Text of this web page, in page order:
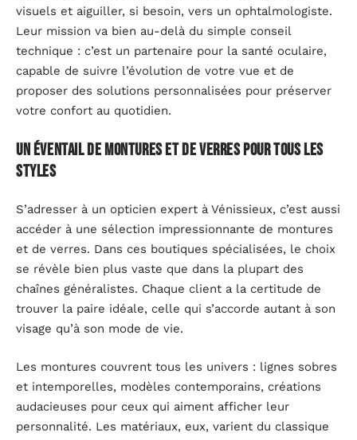
visuels et aiguiller, si besoin, vers un ophtalmologiste.
Leur mission va bien au-delà du simple conseil
technique : c’est un partenaire pour la santé oculaire,
capable de suivre l’évolution de votre vue et de
proposer des solutions personnalisées pour préserver
votre confort au quotidien.
Un éventail de montures et de verres pour tous les
styles
S’adresser à un opticien expert à Vénissieux, c’est aussi
accéder à une sélection impressionnante de montures
et de verres. Dans ces boutiques spécialisées, le choix
se révèle bien plus vaste que dans la plupart des
chaînes généralistes. Chaque client a la certitude de
trouver la paire idéale, celle qui s’accorde autant à son
visage qu’à son mode de vie.
Les montures couvrent tous les univers : lignes sobres
et intemporelles, modèles contemporains, créations
audacieuses pour ceux qui aiment afficher leur
personnalité. Les matériaux, eux, varient du classique